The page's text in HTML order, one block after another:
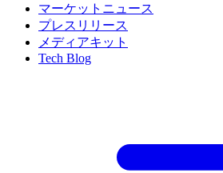
マーケットニュース
プレスリリース
メディアキット
Tech Blog